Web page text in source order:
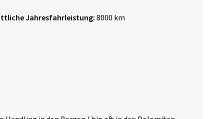
Jahresfahrleistung:8000 km